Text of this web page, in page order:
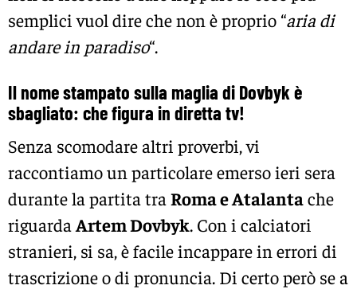
semplici vuol dire che non è proprio “aria di
andare in paradiso“.
Il nome stampato sulla maglia di Dovbyk è
sbagliato: che figura in diretta tv!
Senza scomodare altri proverbi, vi
raccontiamo un particolare emerso ieri sera
durante la partita tra Roma e Atalantache
riguarda Artem Dovbyk. Con i calciatori
stranieri, si sa, è facile incappare in errori di
trascrizione o di pronuncia. Di certo però se a